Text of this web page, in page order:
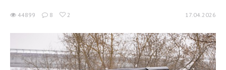
44899 8 2 17.04.2026